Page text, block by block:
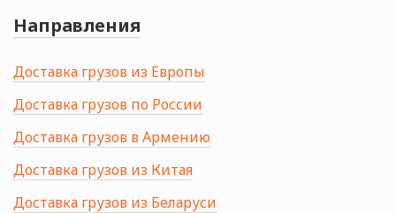
Направления
Доставка грузов из Европы
Доставка грузов по России
Доставка грузов в Армению
Доставка грузов из Китая
Доставка грузов из Беларуси